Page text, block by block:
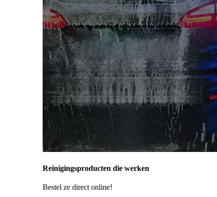
Reinigingsproducten die werken
Bestel ze direct online!